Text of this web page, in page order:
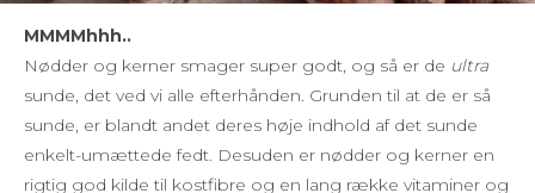
MMMMhhh..
Nødder og kerner smager super godt, og så er de ultra
sunde, det ved vi alle efterhånden. Grunden til at de er så
sunde, er blandt andet deres høje indhold af det sunde
enkelt-umættede fedt. Desuden er nødder og kerner en
rigtig god kilde til kostfibre og en lang række vitaminer og